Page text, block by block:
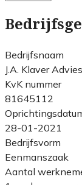
Bedrijfsnaam
J.A. Klaver Advies
KvK nummer
81645112
28-01-2021
Bedrijfsvorm
Eenmanszaak
Aantal